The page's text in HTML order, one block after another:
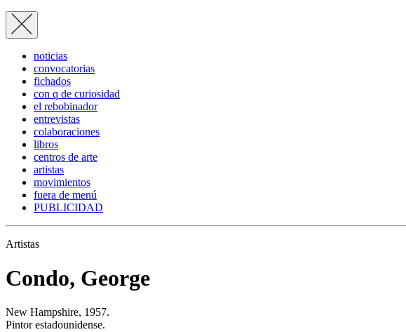
noticias
convocatorias
fichados
con q de curiosidad
el rebobinador
entrevistas
colaboraciones
libros
centros de arte
artistas
movimientos
fuera de menú
PUBLICIDAD
Artistas
Condo, George
New Hampshire, 1957.
Pintor estadounidense.